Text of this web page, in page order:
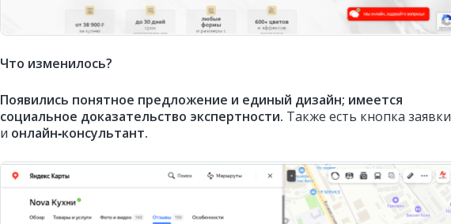
Что изменилось?
Появились понятное предложение и единый дизайн; имеется
социальное доказательство экспертности. Также есть кнопка заявки
и онлайн‑консультант.